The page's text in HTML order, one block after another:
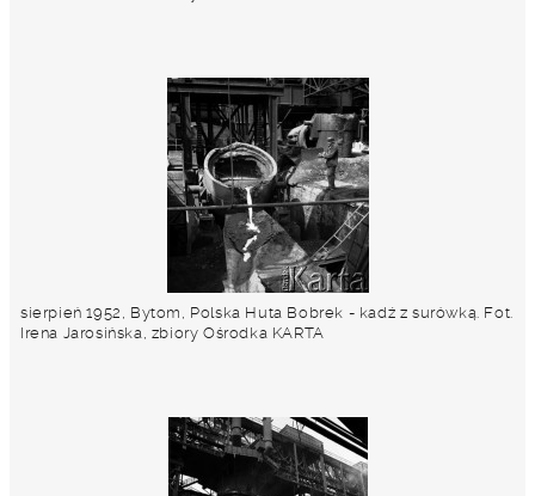
sierpień 1952, Bytom, Polska Huta Bobrek - kadź z surówką. Fot.
Irena Jarosińska, zbiory Ośrodka KARTA